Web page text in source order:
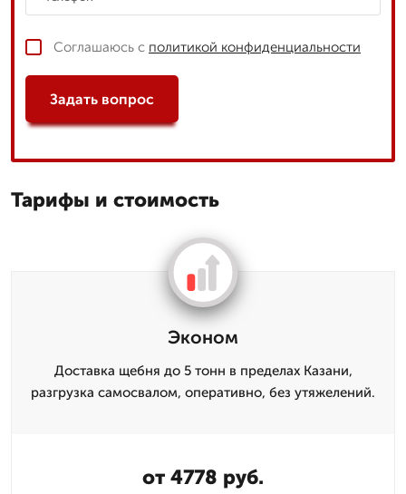
Соглашаюсь с политикой конфиденциальности
Задать вопрос
Тарифы и стоимость
Эконом
Доставка щебня до 5 тонн в пределах Казани,
разгрузка самосвалом, оперативно, без утяжелений.
от 4778 руб.